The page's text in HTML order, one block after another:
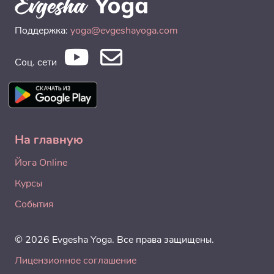
Поддержка: yoga@evgeshayoga.com
Соц. сети
На главную
Йога Online
Курсы
События
© 2026 Evgesha Yoga. Все права защищены.
Лицензионное соглашение